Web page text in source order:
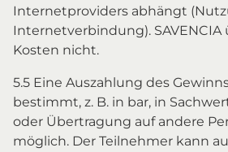
Internetproviders abhängt
Internetverbindung).
Kosten nicht.
5.5 Eine Auszahlung des
bestimmt, z. B. in bar, in
oder Übertragung auf andere
möglich. Der Teilnehmer kann